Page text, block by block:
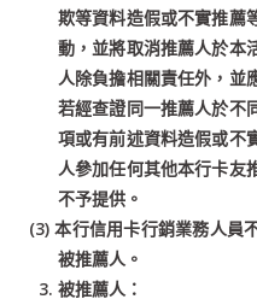
欺等資料造假或不實推薦
動，並將取消推薦人於本
人除負擔相關責任外，並
若經查證同一推薦人於不
項或有前述資料造假或不
人參加任何其他本行卡友
不予提供。
(3) 本行信用卡行銷業務人員
被推薦人。
被推薦人：